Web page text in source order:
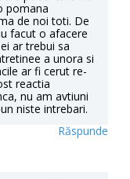
pomana
de noi toti. De
facut o afacere
ar trebui sa
a unora si
ar fi cerut re-
reactia
nu am avtiuni
niste intrebari.
Răspunde